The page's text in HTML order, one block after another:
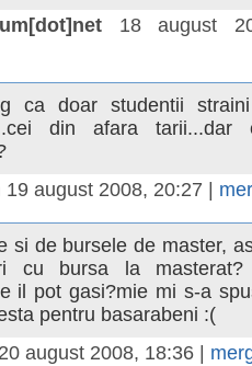
18 august
ca doar studentii
din afara
19 august 2008, 20:27 |
si de bursele de master,
cu bursa la masterat?
il pot gasi?mie mi s-a
pentru basarabeni :(
20 august 2008, 18:36